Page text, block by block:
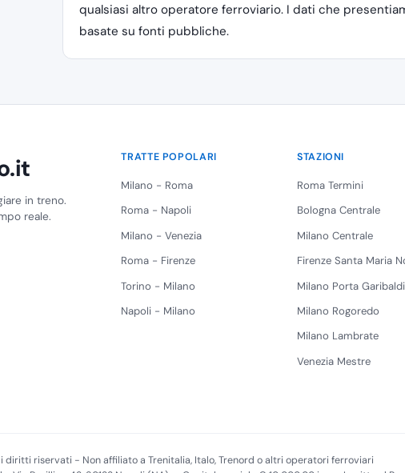
qualsiasi altro operatore ferroviario. I dati che
basate su fonti pubbliche.
in treno.
reale.
TRATTE POPOLARI
Milano - Roma
Roma - Napoli
Milano - Venezia
Roma - Firenze
Torino - Milano
Napoli - Milano
STAZIONI
Roma Termini
Bologna Centrale
Milano Centrale
Firenze Santa Maria
Milano Porta Garibaldi
Milano Rogoredo
Milano Lambrate
Venezia Mestre
diritti riservati - Non affiliato a Trenitalia, Italo, Trenord o altri operatori ferroviari